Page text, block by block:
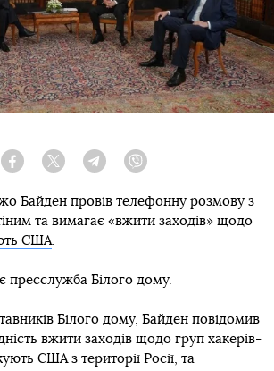
Facebook Twitter Telegram
Байден провів телефонну розмову з
та вимагає «вжити заходів» щодо
США.
пресслужба Білого дому.
Білого дому, Байден повідомив
вжити заходів щодо груп хакерів-
США з території Росії, та